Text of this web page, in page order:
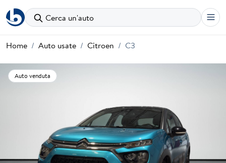
Cerca un'auto
Home Auto usate Citroen C3
Auto venduta